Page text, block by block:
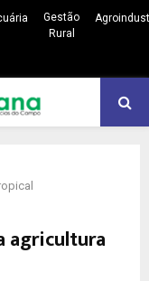
Gestão
Rural
agricultura